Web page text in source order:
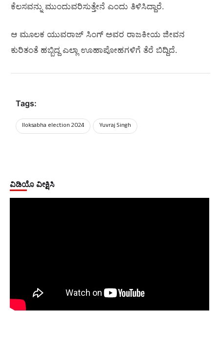
ಕೆಲಸವನ್ನು ಮುಂದುವರಿಸುತ್ತೇನೆ ಎಂದು ತಿಳಿಸಿದ್ದಾರೆ.
ಆ ಮೂಲಕ ಯುವರಾಜ್‌ ಸಿಂಗ್‌ ಅವರ ರಾಜಕೀಯ ಜೀವನ
ಕುರಿತಂತೆ ಹಬ್ಬಿದ್ದ ಎಲ್ಲಾ ಊಹಾಪೋಹಗಳಿಗೆ ತೆರೆ ಬಿದ್ದಿದೆ.
Tags:
lloksabha election 2024 Yuvraj Singh
ವಿಡಿಯೊ ವೀಕ್ಷಿಸಿ